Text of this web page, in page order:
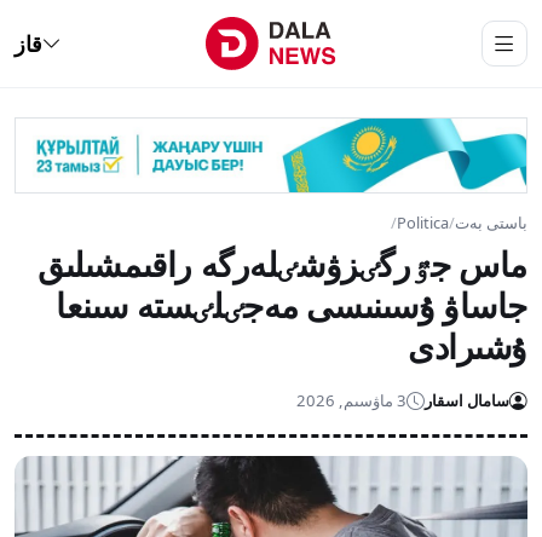
قاز
باستى بەت/
Politica
/
ماس جٷرگٸزۋشٸلەرگە راقىمشىلىق
جاساۋ ۇسىنىسى مەجٸلٸستە سىنعا
ۇشىرادى
سامال اسقار 3 ماۋسىم, 2026